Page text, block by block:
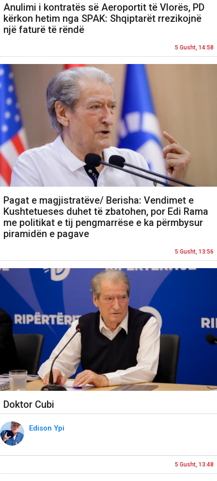
Anulimi i kontratës së Aeroportit të Vlorës, PD
kërkon hetim nga SPAK: Shqiptarët rrezikojnë
një faturë të rëndë
5 Gusht, 14:58
Pagat e magjistratëve/ Berisha: Vendimet e
Kushtetueses duhet të zbatohen, por Edi Rama
me politikat e tij pengmarrëse e ka përmbysur
piramidën e pagave
5 Gusht, 13:56
Doktor Cubi
Edison Ypi
5 Gusht, 13:48